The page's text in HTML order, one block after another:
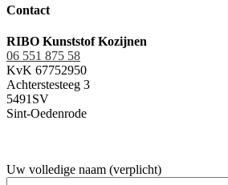
Contact
RIBO Kunststof Kozijnen
06 551 875 58
KvK 67752950
Achterstesteeg 3
5491SV
Sint-Oedenrode
Uw volledige naam (verplicht)